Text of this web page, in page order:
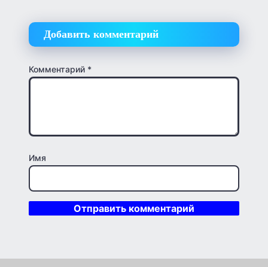
Добавить комментарий
Комментарий *
Имя